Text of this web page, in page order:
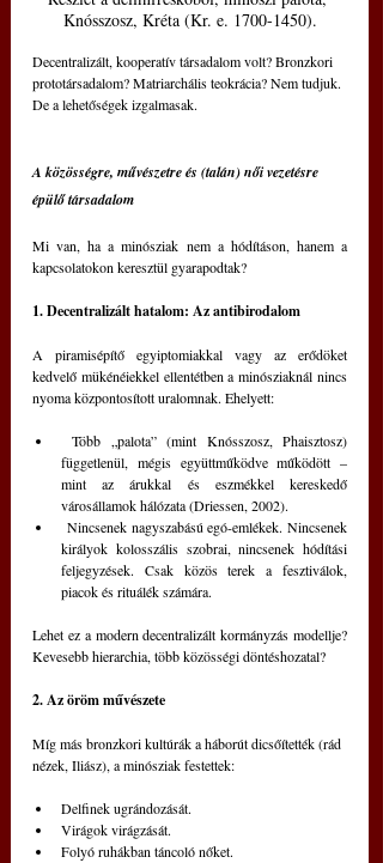
Knósszosz, Kréta (Kr. e. 1700-1450).
Decentralizált, kooperatív társadalom volt? Bronzkori
prototársadalom? Matriarchális teokrácia? Nem tudjuk.
De a lehetőségek izgalmasak.
A közösségre, művészetre és (talán) női vezetésre
épülő társadalom
Mi van, ha a minósziak nem a hódításon, hanem a
kapcsolatokon keresztül gyarapodtak?
1. Decentralizált hatalom: Az antibirodalom
A piramisépítő egyiptomiakkal vagy az erődöket
kedvelő mükénéiekkel ellentétben a minósziaknál nincs
nyoma központosított uralomnak. Ehelyett:
Több „palota” (mint Knósszosz, Phaisztosz)
függetlenül, mégis együttműködve működött –
mint az árukkal és eszmékkel kereskedő
városállamok hálózata (Driessen, 2002).
Nincsenek nagyszabású egó-emlékek. Nincsenek
királyok kolosszális szobrai, nincsenek hódítási
feljegyzések. Csak közös terek a fesztiválok,
piacok és rituálék számára.
Lehet ez a modern decentralizált kormányzás modellje?
Kevesebb hierarchia, több közösségi döntéshozatal?
2. Az öröm művészete
Míg más bronzkori kultúrák a háborút dicsőítették (rád
nézek, Iliász), a minósziak festettek:
Delfinek ugrándozását.
Virágok virágzását.
Folyó ruhákban táncoló nőket.